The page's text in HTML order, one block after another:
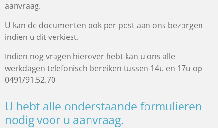
aanvraag.
U kan de documenten ook per post aan ons bezorgen
indien u dit verkiest.
Indien nog vragen hierover hebt kan u ons alle
werkdagen telefonisch bereiken tussen 14u en 17u op
0491/91.52.70
U hebt alle onderstaande formulieren
nodig voor u aanvraag.